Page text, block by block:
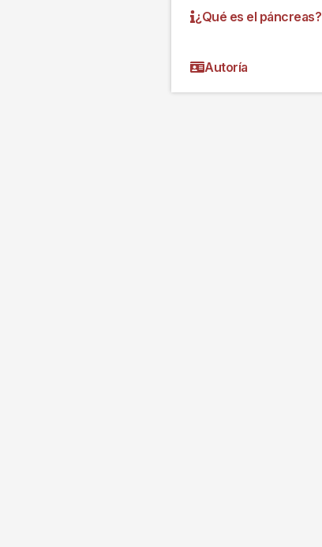
¿Qué es el páncreas?
Autoría